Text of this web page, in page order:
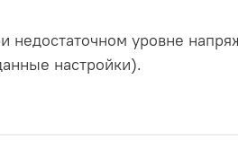
недостаточном уровне
настройки).